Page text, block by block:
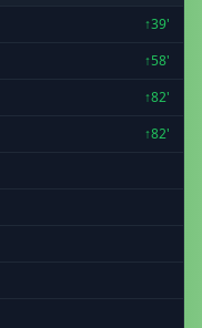
↑39'
↑58'
↑82'
↑82'